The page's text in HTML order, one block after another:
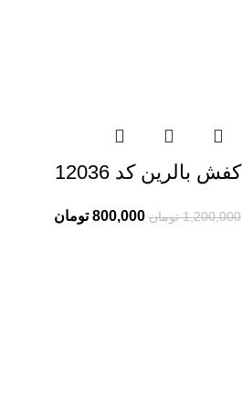
کفش بالرین کد 12036
1,200,000 تومان 800,000 تومان